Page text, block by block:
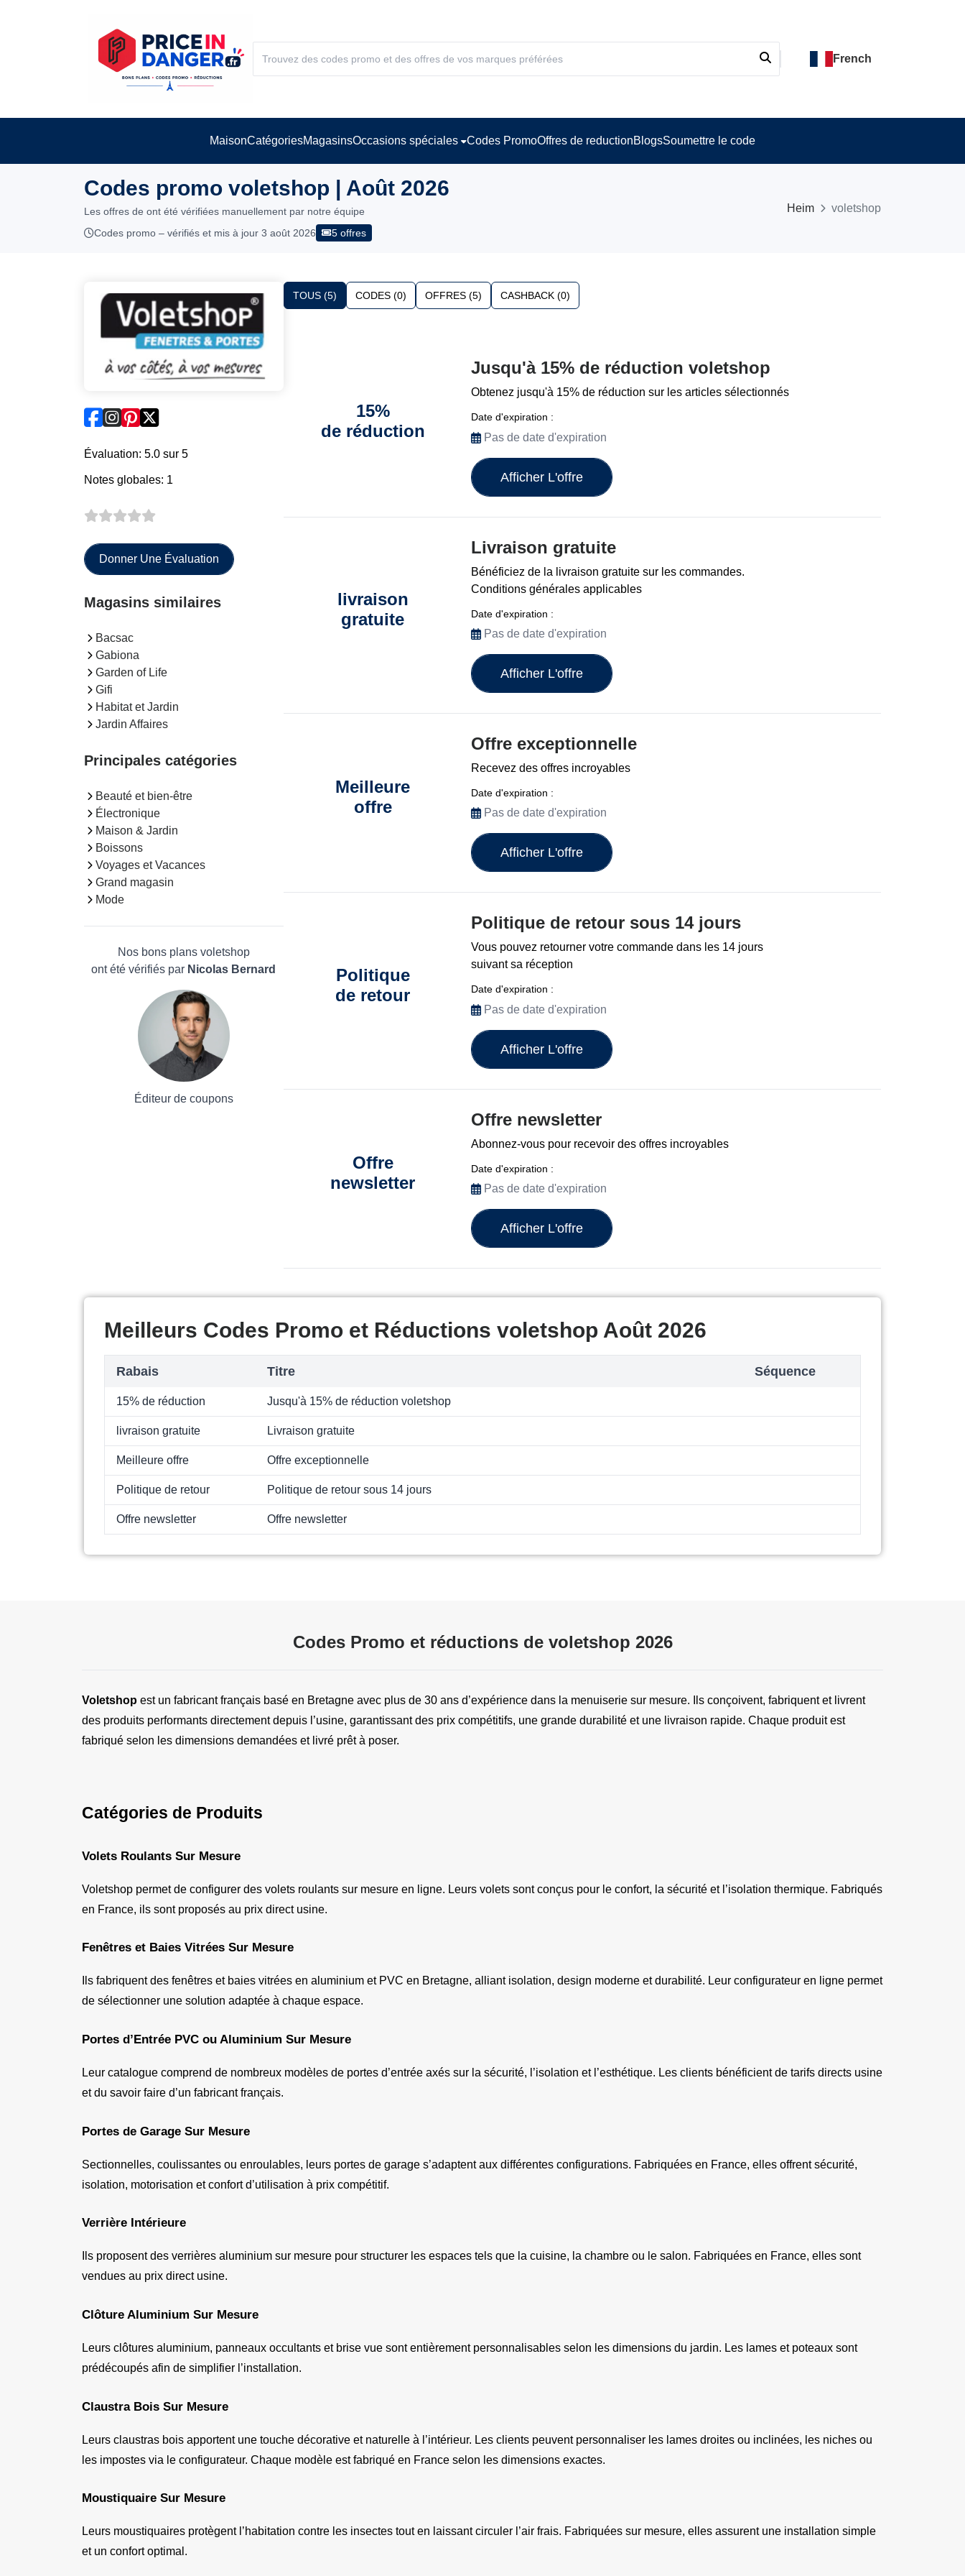
French
MaisonCatégoriesMagasinsOccasions spéciales Codes PromoOffres de reductionBlogsSoumettre le code
Codes promo voletshop | Août 2026
Les offres de ont été vérifiées manuellement par notre équipe
Codes promo – vérifiés et mis à jour 3 août 2026
5 offres
Heim voletshop
Évaluation: 5.0 sur 5
Notes globales: 1
Donner Une Évaluation
Magasins similaires
Bacsac
Gabiona
Garden of Life
Gifi
Habitat et Jardin
Jardin Affaires
Principales catégories
Beauté et bien-être
Électronique
Maison & Jardin
Boissons
Voyages et Vacances
Grand magasin
Mode
Nos bons plans voletshop
ont été vérifiés par Nicolas Bernard
Éditeur de coupons
TOUS (5) CODES (0) OFFRES (5) CASHBACK (0)
15%
de réduction
Jusqu'à 15% de réduction voletshop
Obtenez jusqu'à 15% de réduction sur les articles sélectionnés
Date d'expiration :
Pas de date d'expiration
Afficher L'offre
livraison
gratuite
Livraison gratuite
Bénéficiez de la livraison gratuite sur les commandes.
Conditions générales applicables
Date d'expiration :
Pas de date d'expiration
Afficher L'offre
Meilleure
offre
Offre exceptionnelle
Recevez des offres incroyables
Date d'expiration :
Pas de date d'expiration
Afficher L'offre
Politique
de retour
Politique de retour sous 14 jours
Vous pouvez retourner votre commande dans les 14 jours
suivant sa réception
Date d'expiration :
Pas de date d'expiration
Afficher L'offre
Offre
newsletter
Offre newsletter
Abonnez-vous pour recevoir des offres incroyables
Date d'expiration :
Pas de date d'expiration
Afficher L'offre
Meilleurs Codes Promo et Réductions voletshop Août 2026
Rabais Titre Séquence
15% de réduction Jusqu'à 15% de réduction voletshop
livraison gratuite Livraison gratuite
Meilleure offre Offre exceptionnelle
Politique de retour Politique de retour sous 14 jours
Offre newsletter Offre newsletter
Codes Promo et réductions de voletshop 2026
Voletshop est un fabricant français basé en Bretagne avec plus de 30 ans d’expérience dans la menuiserie sur mesure. Ils conçoivent, fabriquent et livrent
des produits performants directement depuis l’usine, garantissant des prix compétitifs, une grande durabilité et une livraison rapide. Chaque produit est
fabriqué selon les dimensions demandées et livré prêt à poser.
Catégories de Produits
Volets Roulants Sur Mesure
Voletshop permet de configurer des volets roulants sur mesure en ligne. Leurs volets sont conçus pour le confort, la sécurité et l’isolation thermique. Fabriqués
en France, ils sont proposés au prix direct usine.
Fenêtres et Baies Vitrées Sur Mesure
Ils fabriquent des fenêtres et baies vitrées en aluminium et PVC en Bretagne, alliant isolation, design moderne et durabilité. Leur configurateur en ligne permet
de sélectionner une solution adaptée à chaque espace.
Portes d’Entrée PVC ou Aluminium Sur Mesure
Leur catalogue comprend de nombreux modèles de portes d’entrée axés sur la sécurité, l’isolation et l’esthétique. Les clients bénéficient de tarifs directs usine
et du savoir faire d’un fabricant français.
Portes de Garage Sur Mesure
Sectionnelles, coulissantes ou enroulables, leurs portes de garage s’adaptent aux différentes configurations. Fabriquées en France, elles offrent sécurité,
isolation, motorisation et confort d’utilisation à prix compétitif.
Verrière Intérieure
Ils proposent des verrières aluminium sur mesure pour structurer les espaces tels que la cuisine, la chambre ou le salon. Fabriquées en France, elles sont
vendues au prix direct usine.
Clôture Aluminium Sur Mesure
Leurs clôtures aluminium, panneaux occultants et brise vue sont entièrement personnalisables selon les dimensions du jardin. Les lames et poteaux sont
prédécoupés afin de simplifier l’installation.
Claustra Bois Sur Mesure
Leurs claustras bois apportent une touche décorative et naturelle à l’intérieur. Les clients peuvent personnaliser les lames droites ou inclinées, les niches ou
les impostes via le configurateur. Chaque modèle est fabriqué en France selon les dimensions exactes.
Moustiquaire Sur Mesure
Leurs moustiquaires protègent l’habitation contre les insectes tout en laissant circuler l’air frais. Fabriquées sur mesure, elles assurent une installation simple
et un confort optimal.